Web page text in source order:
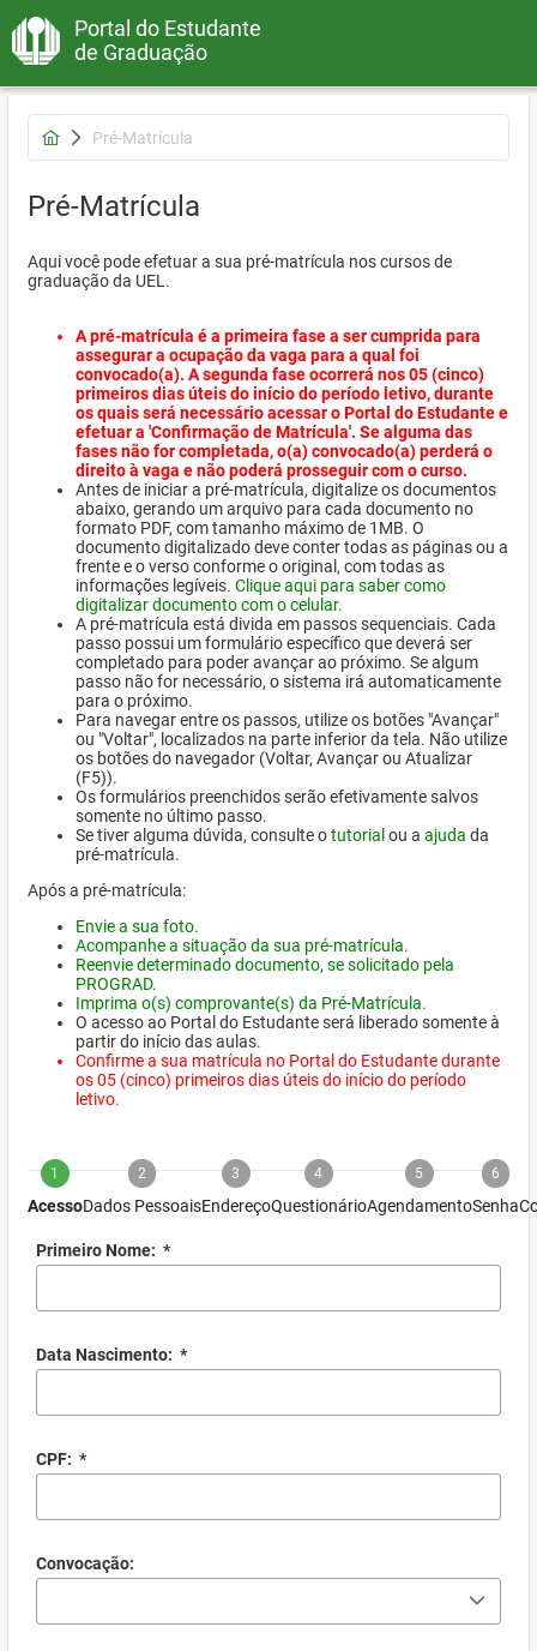
Portal do Estudante
de Graduação
Pré-Matrícula
Pré-Matrícula
Aqui você pode efetuar a sua pré-matrícula nos cursos de
graduação da UEL.
A pré-matrícula é a primeira fase a ser cumprida para
assegurar a ocupação da vaga para a qual foi
convocado(a). A segunda fase ocorrerá nos 05 (cinco)
primeiros dias úteis do início do período letivo, durante
os quais será necessário acessar o Portal do Estudante e
efetuar a 'Confirmação de Matrícula'. Se alguma das
fases não for completada, o(a) convocado(a) perderá o
direito à vaga e não poderá prosseguir com o curso.
Antes de iniciar a pré-matrícula, digitalize os documentos
abaixo, gerando um arquivo para cada documento no
formato PDF, com tamanho máximo de 1MB. O
documento digitalizado deve conter todas as páginas ou a
frente e o verso conforme o original, com todas as
informações legíveis. Clique aqui para saber como
digitalizar documento com o celular.
A pré-matrícula está divida em passos sequenciais. Cada
passo possui um formulário específico que deverá ser
completado para poder avançar ao próximo. Se algum
passo não for necessário, o sistema irá automaticamente
para o próximo.
Para navegar entre os passos, utilize os botões "Avançar"
ou "Voltar", localizados na parte inferior da tela. Não utilize
os botões do navegador (Voltar, Avançar ou Atualizar
(F5)).
Os formulários preenchidos serão efetivamente salvos
somente no último passo.
Se tiver alguma dúvida, consulte otutorial ou a ajuda da
pré-matrícula.
Após a pré-matrícula:
Envie a sua foto.
Acompanhe a situação da sua pré-matrícula.
Reenvie determinado documento, se solicitado pela
PROGRAD.
Imprima o(s) comprovante(s) da Pré-Matrícula.
O acesso ao Portal do Estudante será liberado somente à
partir do início das aulas.
Confirme a sua matrícula no Portal do Estudante durante
os 05 (cinco) primeiros dias úteis do início do período
letivo.
1
Acesso
2
Dados Pessoais
3
Endereço
4
Questionário
5
Agendamento
6
Senha
Primeiro Nome: *
Data Nascimento: *
CPF: *
Convocação: